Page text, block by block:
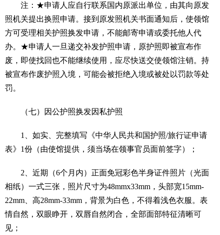
注：★申请人应自行联系国内原派出单位，由其向原发
照机关提出换照申请。接到原发照机关书面通知后，使领馆
方可受理相关护照换发申请，不能邮寄申请或委托他人代
办。★申请人一旦递交补发护照申请，原护照即被宣布作
废，即使找回也不能继续使用，应尽快送交使领馆注销。持
被宣布作废护照入境，可能会被拒绝入境或被处以罚款等处
罚。
（七）因公护照换发因私护照
1、如实、完整填写《中华人民共和国护照/旅行证申请
表》1份（由使馆提供，须当场在领事官员面前签字）；
2、近期（6个月内）正面免冠彩色半身证件照片（光面
相纸）一式三张，照片尺寸为48mmx33mm，头部宽15mm-
22mm、高28mm-33mm，背景为白色，不得着浅色衣服。表
情自然，双眼睁开，双唇自然闭合，全部面部特征清晰可
见；